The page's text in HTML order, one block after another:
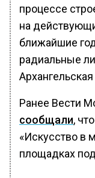
процессе
на
ближайшие
радиальные
Ранее Вести
сообщали,
«Искусство в
площадках